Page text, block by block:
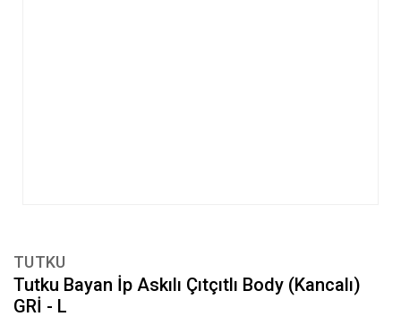
TUTKU
Tutku Bayan İp Askılı Çıtçıtlı Body (Kancalı)
GRİ - L